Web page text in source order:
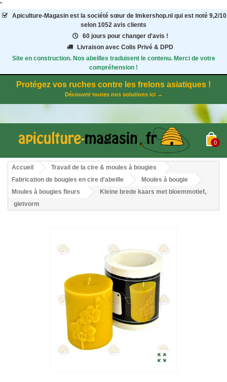
"
Apiculture-Magasinest la société sœur de Imkershop.nl qui est noté 9,2/10
selon 1052 avis clients
60 jours pour changer d'avis !
Livraison avec Colis Privé & DPD
Site en construction. Nos abeilles traduisent le contenu. Merci de votre
compréhension !
Protégez vos ruches contre les frelons asiatiques !
Découvrir toutes nos solutions ici →
0
Accueil
Travail de la cire & moules à bougies
Fabrication de bougies en cire d'abeille
Moules à bougie
Moules à bougies fleurs
Kleine brede kaars met bloemmotief,
gietvorm